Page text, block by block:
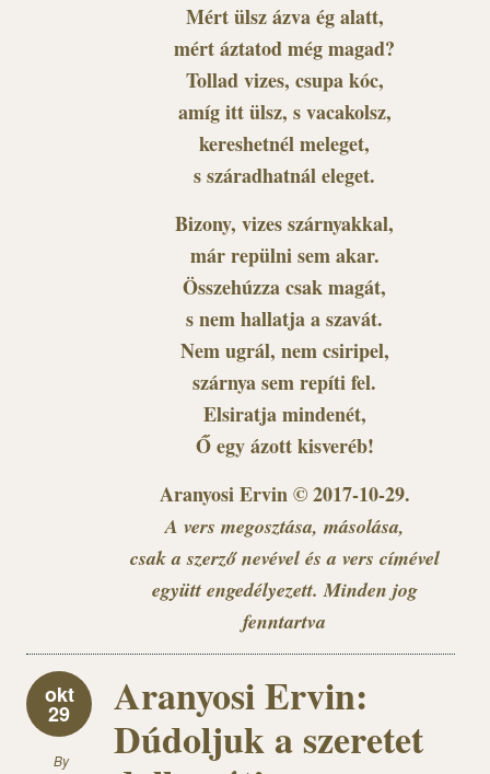
Mért ülsz ázva ég alatt,
mért áztatod még magad?
Tollad vizes, csupa kóc,
amíg itt ülsz, s vacakolsz,
kereshetnél meleget,
s száradhatnál eleget.
Bizony, vizes szárnyakkal,
már repülni sem akar.
Összehúzza csak magát,
s nem hallatja a szavát.
Nem ugrál, nem csiripel,
szárnya sem repíti fel.
Elsiratja mindenét,
Ő egy ázott kisveréb!
Aranyosi Ervin © 2017-10-29.
A vers megosztása, másolása,
csak a szerző nevével és a vers címével
együtt engedélyezett. Minden jog
fenntartva
okt
29
By
Aranyosi Ervin:
Dúdoljuk a szeretet